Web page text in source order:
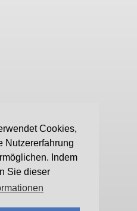
Cookies,
Nutzererfahrung
Indem
Sie dieser
Partner
Webhosting